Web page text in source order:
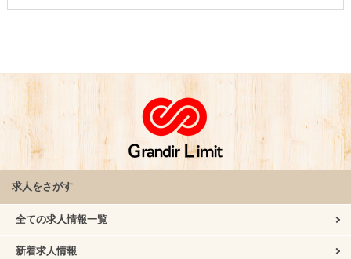
求人をさがす
全ての求人情報一覧
新着求人情報